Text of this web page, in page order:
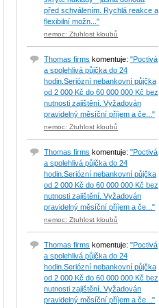
před schválením. Rychlá reakce a
flexibilní možn..."
nemoc: Ztuhlost kloubů
Thomas firms komentuje: "Poctivá
a spolehlivá půjčka do 24
hodin.Seriózní nebankovní půjčka
od 2 000 Kč do 60 000 000 Kč bez
nutnosti zajištění. Vyžadován
pravidelný měsíční příjem a če..."
nemoc: Ztuhlost kloubů
Thomas firms komentuje: "Poctivá
a spolehlivá půjčka do 24
hodin.Seriózní nebankovní půjčka
od 2 000 Kč do 60 000 000 Kč bez
nutnosti zajištění. Vyžadován
pravidelný měsíční příjem a če..."
nemoc: Ztuhlost kloubů
Thomas firms komentuje: "Poctivá
a spolehlivá půjčka do 24
hodin.Seriózní nebankovní půjčka
od 2 000 Kč do 60 000 000 Kč bez
nutnosti zajištění. Vyžadován
pravidelný měsíční příjem a če..."